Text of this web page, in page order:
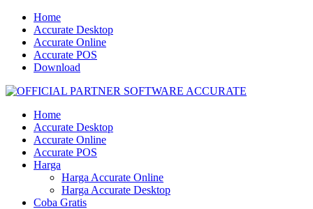
Home
Accurate Desktop
Accurate Online
Accurate POS
Download
Home
Accurate Desktop
Accurate Online
Accurate POS
Harga
Harga Accurate Online
Harga Accurate Desktop
Coba Gratis